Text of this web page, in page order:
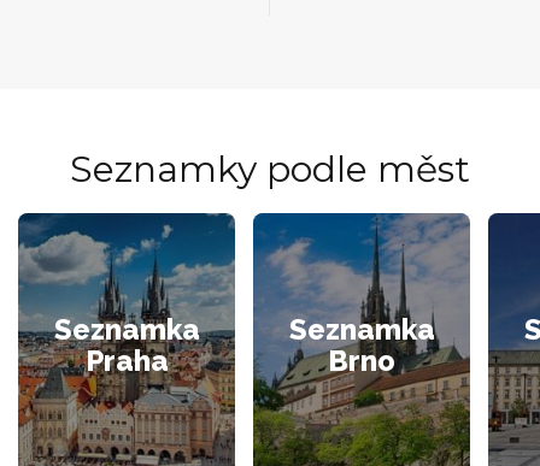
Seznamky podle měst
Seznamka
Praha
Seznamka
Brno